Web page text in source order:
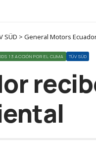
> General Motors
13 ACCIÓN POR EL CLIMA TÜV SÜD